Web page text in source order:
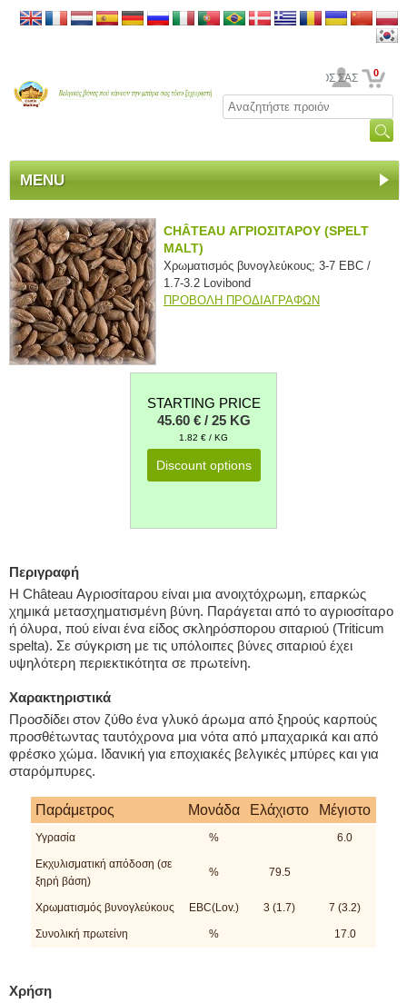
Ο ΛΟΓΑΡΙΑΣΜΟΣ ΣΑΣ 0
MENU
CHÂTEAU ΑΓΡΙΟΣΙΤΑΡΟΥ (SPELT
MALT)
Χρωματισμός βυνογλεύκους; 3-7 EBC /
1.7-3.2 Lovibond
ΠΡΟΒΟΛΗ ΠΡΟΔΙΑΓΡΑΦΩΝ
STARTING PRICE
45.60 € / 25 KG
1.82 € / KG
Discount options
Περιγραφή
Η Château Αγριοσίταρου είναι μια ανοιχτόχρωμη, επαρκώς
χημικά μετασχηματισμένη βύνη. Παράγεται από το αγριοσίταρο
ή όλυρα, πού είναι ένα είδος σκληρόσπορου σιταριού (Triticum
spelta). Σε σύγκριση με τις υπόλοιπες βύνες σιταριού έχει
υψηλότερη περιεκτικότητα σε πρωτείνη.
Χαρακτηριστικά
Προσδίδει στον ζύθο ένα γλυκό άρωμα από ξηρούς καρπούς
προσθέτωντας ταυτόχρονα μια νότα από μπαχαρικά και από
φρέσκο χώμα. Ιδανική για εποχιακές βελγικές μπύρες και για
σταρόμπυρες.
Παράμετρος Μονάδα Ελάχιστο Μέγιστο
Υγρασία % 6.0
Εκχυλισματική απόδοση (σε
ξηρή βάση)
% 79.5
Χρωματισμός βυνογλεύκους EBC(Lov.) 3 (1.7) 7 (3.2)
Συνολική πρωτείνη % 17.0
Χρήση